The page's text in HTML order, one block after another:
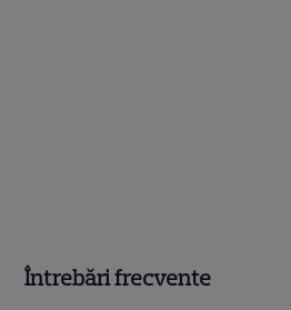
Întrebări frecvente